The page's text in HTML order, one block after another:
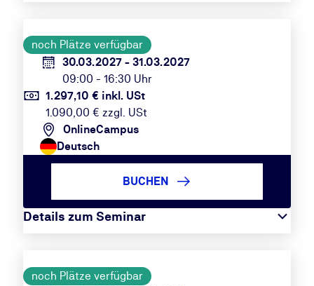
noch Plätze verfügbar
30.03.2027 - 31.03.2027
09:00 - 16:30 Uhr
1.297,10 € inkl. USt
1.090,00 € zzgl. USt
OnlineCampus
Deutsch
Details zum Seminar
BUCHEN
noch Plätze verfügbar